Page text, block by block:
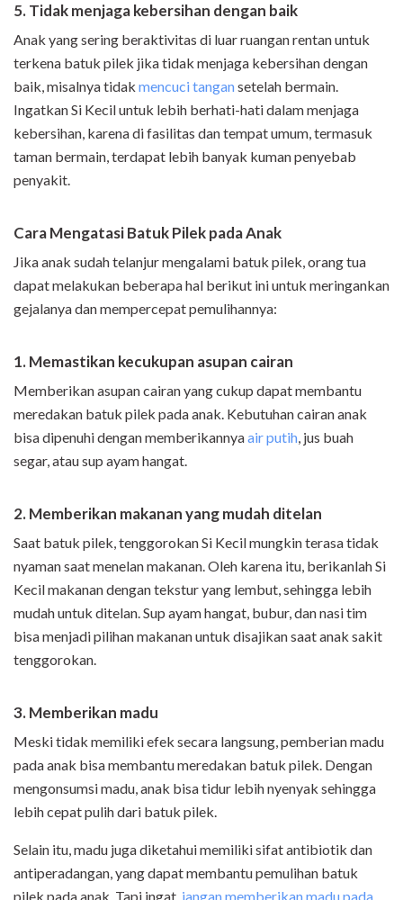
5. Tidak menjaga kebersihan dengan baik
Anak yang sering beraktivitas di luar ruangan rentan untuk
terkena batuk pilek jika tidak menjaga kebersihan dengan
baik, misalnya tidak mencuci tangansetelah bermain.
Ingatkan Si Kecil untuk lebih berhati-hati dalam menjaga
kebersihan, karena di fasilitas dan tempat umum, termasuk
taman bermain, terdapat lebih banyak kuman penyebab
penyakit.
Cara Mengatasi Batuk Pilek pada Anak
Jika anak sudah telanjur mengalami batuk pilek, orang tua
dapat melakukan beberapa hal berikut ini untuk meringankan
gejalanya dan mempercepat pemulihannya:
1. Memastikan kecukupan asupan cairan
Memberikan asupan cairan yang cukup dapat membantu
meredakan batuk pilek pada anak. Kebutuhan cairan anak
bisa dipenuhi dengan memberikannyaair putih, jus buah
segar, atau sup ayam hangat.
2. Memberikan makanan yang mudah ditelan
Saat batuk pilek, tenggorokan Si Kecil mungkin terasa tidak
nyaman saat menelan makanan. Oleh karena itu, berikanlah Si
Kecil makanan dengan tekstur yang lembut, sehingga lebih
mudah untuk ditelan. Sup ayam hangat, bubur, dan nasi tim
bisa menjadi pilihan makanan untuk disajikan saat anak sakit
tenggorokan.
3. Memberikan madu
Meski tidak memiliki efek secara langsung, pemberian madu
pada anak bisa membantu meredakan batuk pilek. Dengan
mengonsumsi madu, anak bisa tidur lebih nyenyak sehingga
lebih cepat pulih dari batuk pilek.
Selain itu, madu juga diketahui memiliki sifat antibiotik dan
antiperadangan, yang dapat membantu pemulihan batuk
pilek pada anak. Tapi ingat, jangan memberikan madu pada